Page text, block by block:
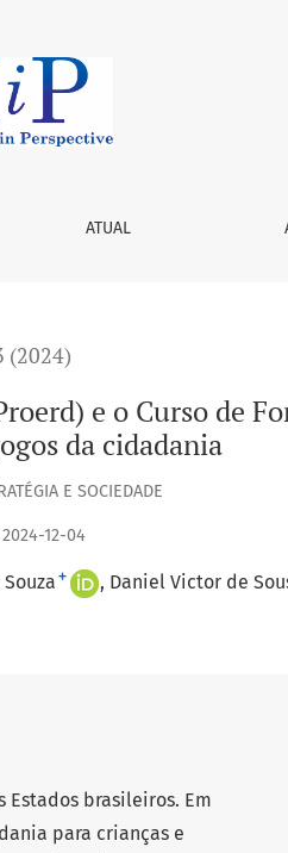
de Soldados: por uma
ATUAL
(2024)
e o Curso de
da cidadania
E SOCIEDADE
12-04
+ Daniel Victor de
brasileiros. Em
para crianças e